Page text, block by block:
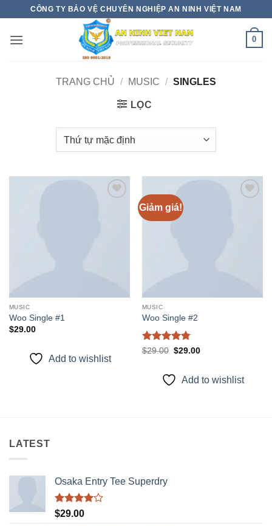
nội
CÔNG TY BẢO VỆ CHUYÊN NGHIỆP AN NINH VIỆT NAM
0
TRANG CHỦ / MUSIC / SINGLES
LỌC
MUSIC
Woo Single #1
$29.00
Add to wishlist
Giảm giá!
MUSIC
Woo Single #2
Được xếp
$29.00 Giá
$29.00.
$29.00Giá
$29.00.
Add to wishlist
LATEST
Osaka Entry Tee Superdry
Được
$29.00